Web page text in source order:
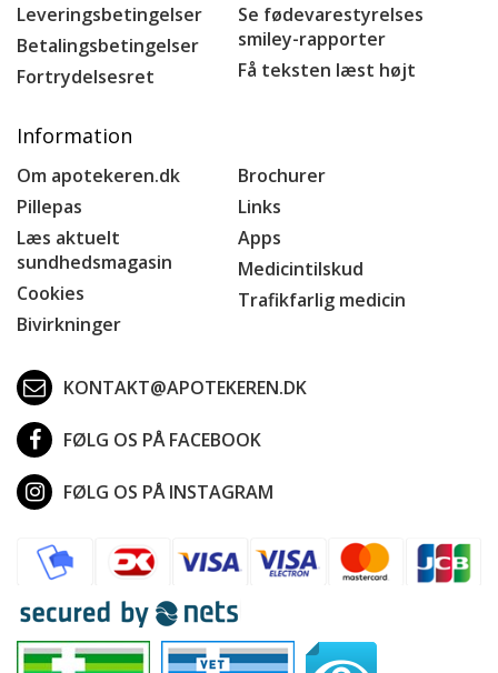
Leveringsbetingelser
Betalingsbetingelser
Fortrydelsesret
Se fødevarestyrelses
smiley-rapporter
Få teksten læst højt
Information
Om apotekeren.dk
Pillepas
Læs aktuelt
sundhedsmagasin
Cookies
Bivirkninger
Brochurer
Links
Apps
Medicintilskud
Trafikfarlig medicin
KONTAKT@APOTEKEREN.DK
FØLG OS PÅ FACEBOOK
FØLG OS PÅ INSTAGRAM